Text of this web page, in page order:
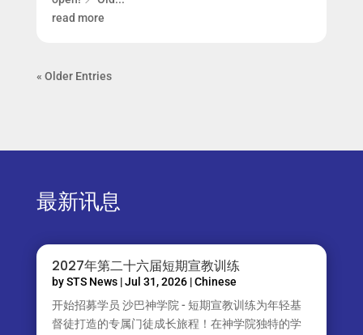
read more
« Older Entries
最新讯息
2027年第二十六届短期宣教训练
bySTS News|Jul 31, 2026|Chinese
开始招募学员 沙巴神学院 - 短期宣教训练为年轻基
督徒打造的专属门徒成长旅程！在神学院独特的学